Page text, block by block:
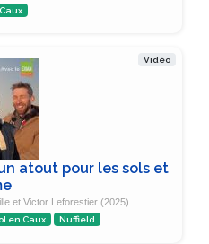
Vidéo
atout pour les sols et
et Victor Leforestier (2025)
en Caux Nuffield